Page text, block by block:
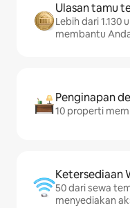
Ulasan tamu
Lebih dari 1.130
membantu
Penginapan
10 properti
Ketersediaan
50 dari sewa
menyediakan